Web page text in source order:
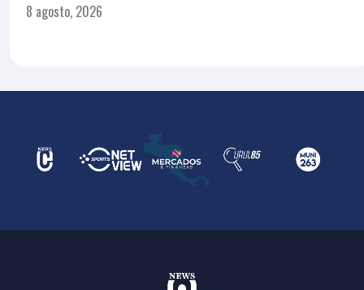
8 agosto, 2026